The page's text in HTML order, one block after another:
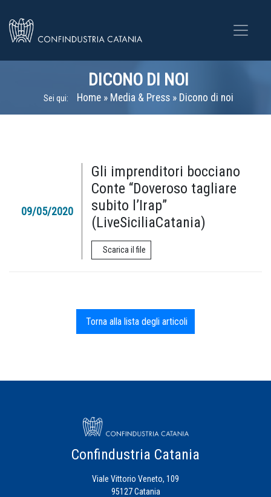
DICONO DI NOI
Sei qui: Home » Media & Press » Dicono di noi
09/05/2020
Gli imprenditori bocciano
Conte “Doveroso tagliare
subito l’Irap”
(LiveSiciliaCatania)
Scarica il file
Torna alla lista degli articoli
Confindustria Catania
Viale Vittorio Veneto, 109
95127 Catania